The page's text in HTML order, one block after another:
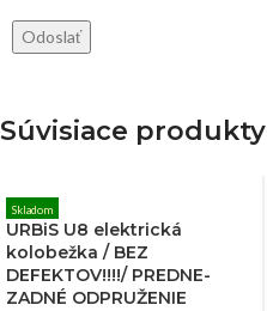
Súvisiace produkty
Skladom
URBiS U8 elektrická
kolobežka / BEZ
DEFEKTOV!!!!/ PREDNE-
ZADNÉ ODPRUŽENIE